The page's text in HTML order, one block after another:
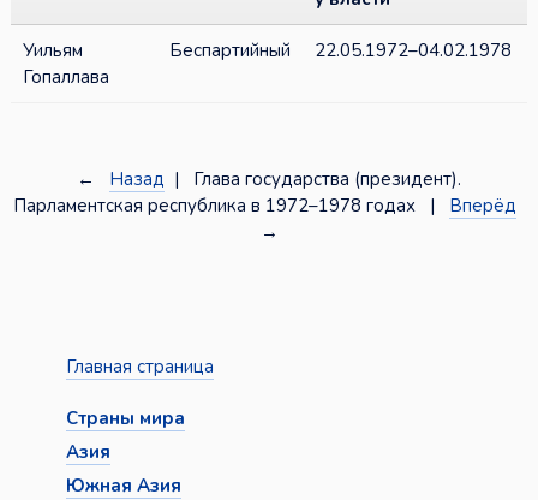
Уильям
Гопаллава
Беспартийный 22.05.1972–04.02.1978
← Назад | Глава государства (президент).
Парламентская республика в 1972–1978 годах | Вперёд
→
Главная страница
Страны мира
Азия
Южная Азия